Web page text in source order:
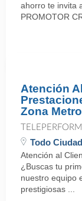
ahorro te invita
PROMOTOR
Atención
Zona
Todo
Atención al
¿Buscas tu
nuestro equipo
prestigiosas ...